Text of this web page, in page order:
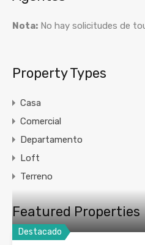
Nota: No hay solicitudes de
Property Types
Casa
Comercial
Departamento
Loft
Terreno
Featured Properties
Destacado